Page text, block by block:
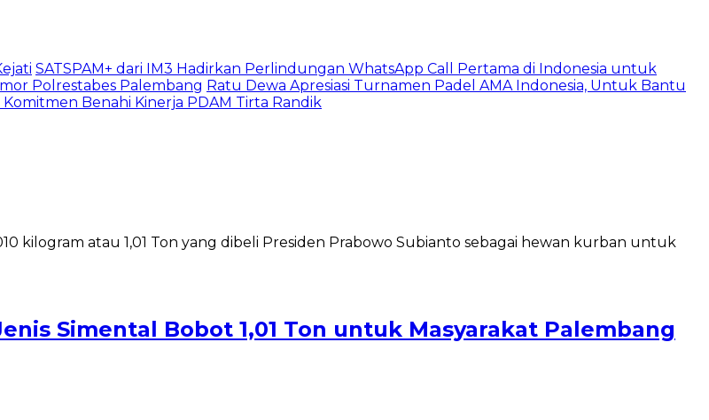
SATSPAM+ dari IM3 Hadirkan Perlindungan WhatsApp Call Pertama di Indonesia untuk
Polrestabes Palembang Ratu Dewa Apresiasi Turnamen Padel AMA Indonesia, Untuk Bantu
Benahi Kinerja PDAM Tirta Randik
Simental Bobot 1,01 Ton untuk Masyarakat Palembang